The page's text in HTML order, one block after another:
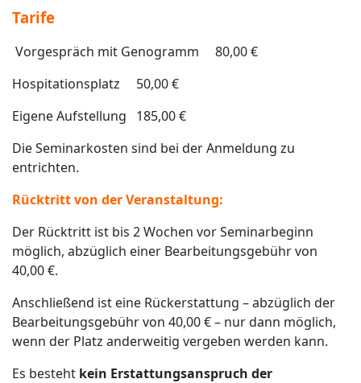
Tarife
Vorgespräch mit Genogramm 80,00 €
Hospitationsplatz 50,00 €
Eigene Aufstellung 185,00 €
Die Seminarkosten sind bei der Anmeldung zu
entrichten.
Rücktritt von der Veranstaltung:
Der Rücktritt ist bis 2 Wochen vor Seminarbeginn
möglich, abzüglich einer Bearbeitungsgebühr von
40,00 €.
Anschließend ist eine Rückerstattung – abzüglich der
Bearbeitungsgebühr von 40,00 € – nur dann möglich,
wenn der Platz anderweitig vergeben werden kann.
Es besteht kein Erstattungsanspruch der